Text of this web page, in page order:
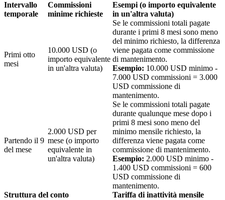
Intervallo
temporale
Commissioni
minime richieste
Esempi (o importo equivalente
in un'altra valuta)
Primi otto
mesi
10.000 USD (o
importo equivalente
in un'altra valuta)
Se le commissioni totali pagate
durante i primi 8 mesi sono meno
del minimo richiesto, la differenza
viene pagata come commissione
di mantenimento.
Esempio: 10.000 USD minimo -
7.000 USD commissioni = 3.000
USD commissione di
mantenimento.
Partendo il 9
del mese
2.000 USD per
mese (o importo
equivalente in
un'altra valuta)
Se le commissioni totali pagate
durante qualunque mese dopo i
primi 8 mesi sono meno del
minimo mensile richiesto, la
differenza viene pagata come
commissione di mantenimento.
Esempio: 2.000 USD minimo -
1.400 USD commissioni = 600
USD commissione di
mantenimento.
Struttura del conto
Tariffa di inattività mensile